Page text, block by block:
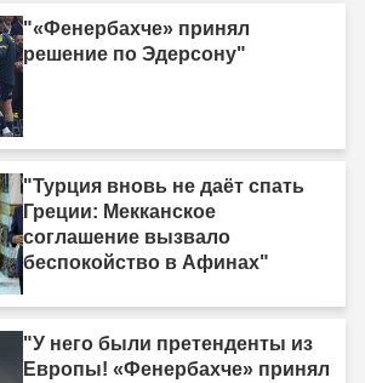
"«Фенербахче» принял
решение по Эдерсону"
"Турция вновь не даёт спать
Греции: Мекканское
соглашение вызвало
беспокойство в Афинах"
"У него были претенденты из
Европы! «Фенербахче» принял